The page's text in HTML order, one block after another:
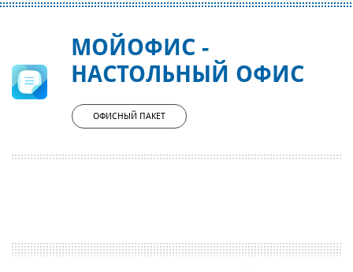
МОЙОФИС -
НАСТОЛЬНЫЙ ОФИС
ОФИСНЫЙ ПАКЕТ